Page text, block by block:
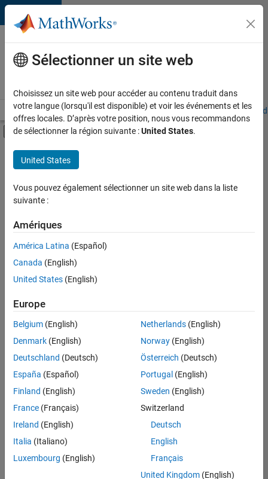
Passer au contenu
Votre
carrière
chez
Accueil Explorer nos opportunités Adresses de nos bureaux
Activer/désactiver l'affichage du menu
Contenu principal
FILTRER PAR
Programme destiné aux nouvelles carrières (EDG)
Gestion des programmes
Ingénierie de la qualité
Enregistrer
sélectionnées
Les
descriptions
poste
n’ont
pas
été
traduites.
Effectuez
Sélectionner un site web
Choisissez un site web pour accéder au contenu traduit dans
votre langue (lorsqu'il est disponible) et voir les événements et les
offres locales. D’après votre position, nous vous recommandons
de sélectionner la région suivante :United States.
United States
Vous pouvez également sélectionner un site web dans la liste
suivante :
Amériques
América Latina (Español)
Canada (English)
United States (English)
Europe
Belgium (English)
Denmark (English)
Deutschland (Deutsch)
España (Español)
Finland (English)
France (Français)
Ireland (English)
Italia (Italiano)
Luxembourg (English)
Netherlands(English)
Norway(English)
Österreich (Deutsch)
Portugal (English)
Sweden (English)
Switzerland
Deutsch
English
Français
United Kingdom(English)